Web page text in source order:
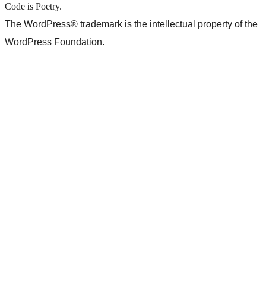
Code is Poetry.
The WordPress® trademark is the intellectual property of the
WordPress Foundation.